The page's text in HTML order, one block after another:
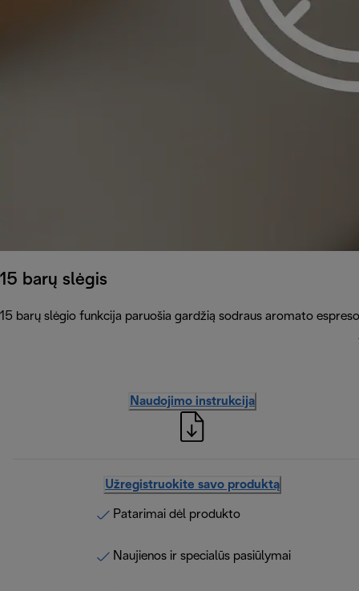
15 barų slėgis
15 barų slėgio funkcija paruošia gardžią sodraus aromato
Naudojimo instrukcija
Užregistruokite savo produktą
Patarimai dėl produkto
Naujienos ir specialūs pasiūlymai